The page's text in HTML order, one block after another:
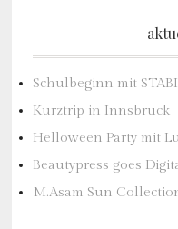
Schulbeginn mit
Kurztrip in Innsbruck
Helloween Party mit
Beautypress goes
M.Asam Sun